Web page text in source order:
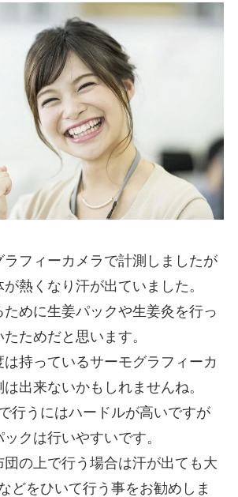
フィーカメラで計測しましたが
熱くなり汗が出ていました。
めに生姜パックや生姜灸を行っ
たためだと思います。
は持っているサーモグラフィーカ
は出来ないかもしれませんね。
行うにはハードルが高いですが
クは行いやすいです。
の上で行う場合は汗が出ても大
どをひいて行う事をお勧めしま